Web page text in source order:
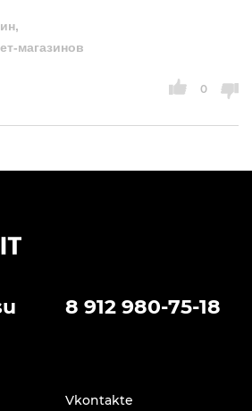
магазинов
0
8 912 980-75-18
Vkontakte